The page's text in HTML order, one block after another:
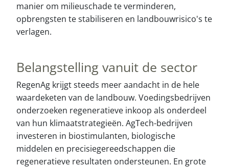
manier om milieuschade te verminderen,
opbrengsten te stabiliseren en landbouwrisico's te
verlagen.
Belangstelling vanuit de sector
RegenAg krijgt steeds meer aandacht in de hele
waardeketen van de landbouw. Voedingsbedrijven
onderzoeken regeneratieve inkoop als onderdeel
van hun klimaatstrategieën. AgTech-bedrijven
investeren in biostimulanten, biologische
middelen en precisiegereedschappen die
regeneratieve resultaten ondersteunen. En grote